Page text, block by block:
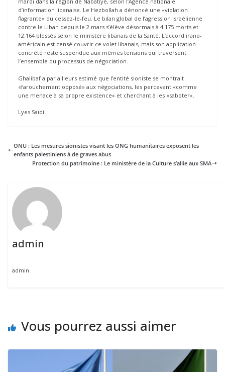
d’information libanaise. Le Hezbollah a dénoncé une «violation
flagrante» du cessez-le-feu. Le bilan global de l’agression israélienne
contre le Liban depuis le 2 mars s’élève désormais à 4.175 morts et
12.164 blessés selon le ministère libanais de la Santé. L’accord irano-
américain est censé couvrir ce volet libanais, mais son application
concrète reste suspendue aux mêmes tensions qui traversent
l’ensemble du processus de négociation.
Ghalibaf a par ailleurs estimé que l’entité sioniste se montrait
«farouchement opposé» aux négociations, les percevant «comme
une menace à sa propre existence» et cherchant à les «saboter».
Lyes Saïdi
ONU : Les mesures sionistes visant les ONG humanitaires exposent les
enfants palestiniens à de graves abus
Protection du patrimoine : Le ministère de la Culture s’allie aux SMA
admin
admin
Vous pourrez aussi aimer